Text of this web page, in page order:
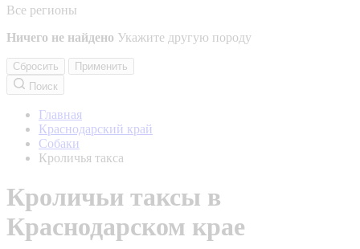
Все регионы
Ничего не найдено Укажите другую породу
Сбросить
Применить
Поиск
Главная
Краснодарский край
Собаки
Кроличья такса
Кроличьи таксы в
Краснодарском крае